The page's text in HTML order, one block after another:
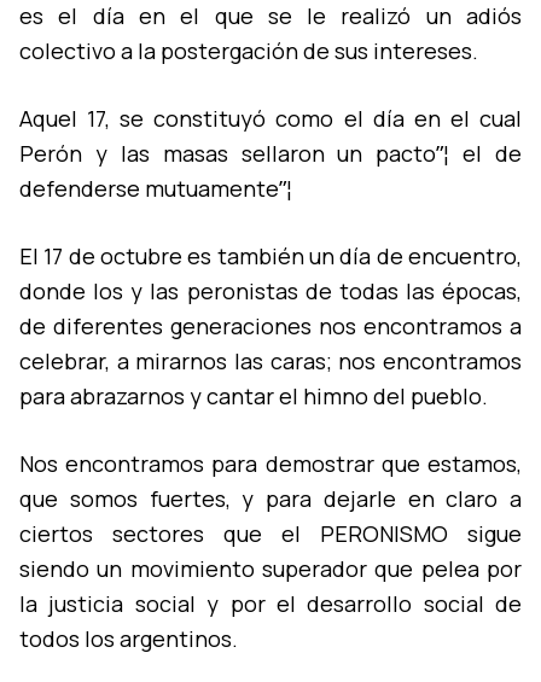
es el dí­a en el que se le realizó un adiós
colectivo a la postergación de sus intereses.
Aquel 17, se constituyó como el dí­a en el cual
Perón y las masas sellaron un pactoˮ¦ el de
defenderse mutuamenteˮ¦
El 17 de octubre es también un dí­a de encuentro,
donde los y las peronistas de todas las épocas,
de diferentes generaciones nos encontramos a
celebrar, a mirarnos las caras; nos encontramos
para abrazarnos y cantar el himno del pueblo.
Nos encontramos para demostrar que estamos,
que somos fuertes, y para dejarle en claro a
ciertos sectores que el PERONISMO sigue
siendo un movimiento superador que pelea por
la justicia social y por el desarrollo social de
todos los argentinos.